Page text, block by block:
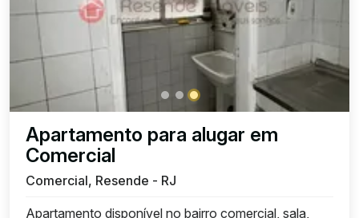
Apartamento para alugar em
Comercial
Comercial, Resende - RJ
Apartamento disponível no bairro comercial, sala,